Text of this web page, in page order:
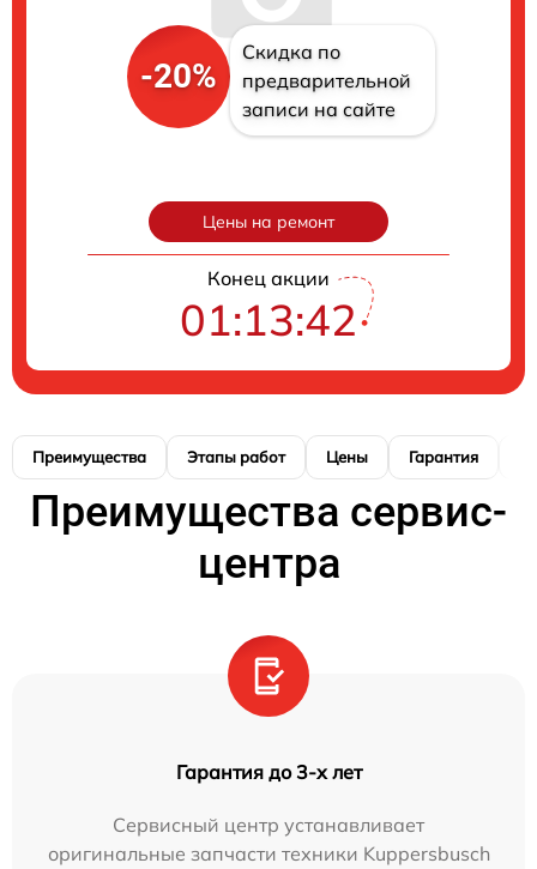
-20%
Скидка по
предварительной
записи на сайте
Цены на ремонт
Конец акции
01:13:41
Преимущества Этапы работ Цены Гарантия
Преимущества сервис-
центра
Гарантия до 3-х лет
Сервисный центр устанавливает
оригинальные запчасти техники Kuppersbusch